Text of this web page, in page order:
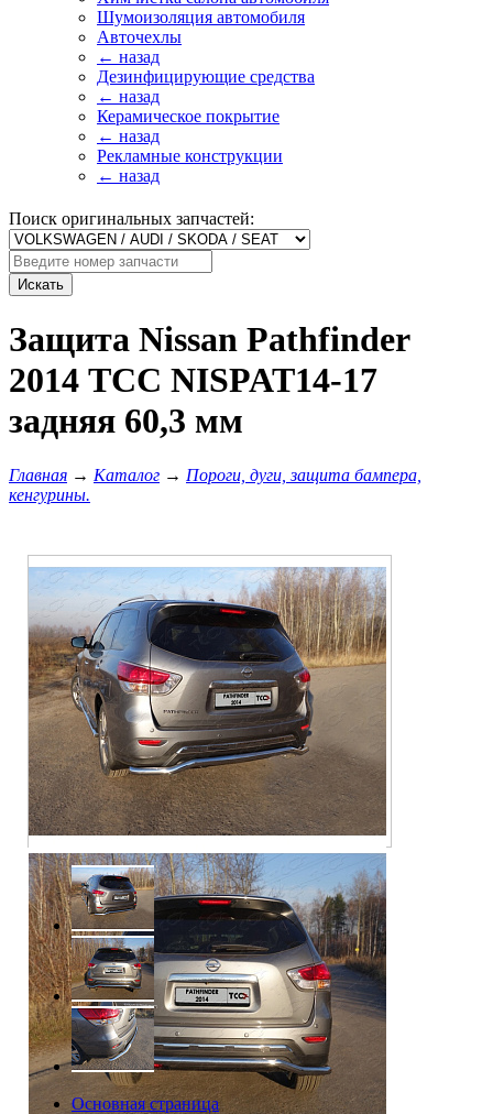
Шумоизоляция автомобиля
Авточехлы
← назад
Дезинфицирующие средства
← назад
Керамическое покрытие
← назад
Рекламные конструкции
← назад
Поиск оригинальных запчастей:
Искать
Защита Nissan Pathfinder
2014 ТСС NISPAT14-17
задняя 60,3 мм
Главная → Каталог → Пороги, дуги, защита бампера,
кенгурины.
Основная страница